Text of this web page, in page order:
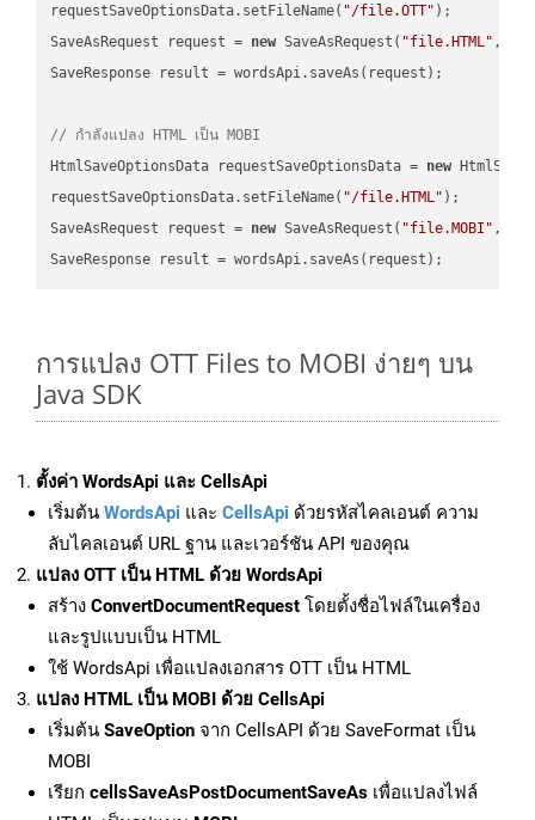
requestSaveOptionsData.setFileName( "/file.OTT" );
SaveAsRequest request = new SaveAsRequest( "file.HTML"
SaveResponse result = wordsApi.saveAs(request);
// กำลังแปลง HTML เป็น MOBI
HtmlSaveOptionsData requestSaveOptionsData = new
requestSaveOptionsData.setFileName( "/file.HTML" );
SaveAsRequest request = new SaveAsRequest( "file.MOBI"
การแปลง OTT Files to MOBI ง่ายๆ บน
Java SDK
ตั้งค่า WordsApi และ CellsApi
เริ่มต้น WordsApi และ CellsApi ด้วยรหัสไคลเอนต์ ความ
ลับไคลเอนต์ URL ฐาน และเวอร์ชัน API ของคุณ
แปลง OTT เป็น HTML ด้วย WordsApi
สร้าง ConvertDocumentRequest โดยตั้งชื่อไฟล์ในเครื่อง
และรูปแบบเป็น HTML
ใช้ WordsApi เพื่อแปลงเอกสาร OTT เป็น HTML
แปลง HTML เป็น MOBI ด้วย CellsApi
เริ่มต้น SaveOption จาก CellsAPI ด้วย SaveFormat เป็น
MOBI
เรียก cellsSaveAsPostDocumentSaveAs เพื่อแปลงไฟล์